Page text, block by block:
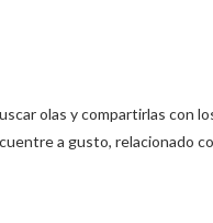
olas y compartirlas con
a gusto, relacionado